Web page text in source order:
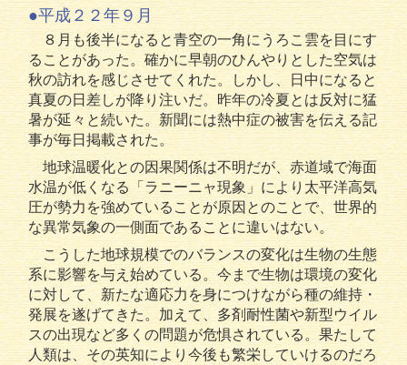
●平成２２年９月
８月も後半になると青空の一角にうろこ雲を目にす
ることがあった。確かに早朝のひんやりとした空気は
秋の訪れを感じさせてくれた。しかし、日中になると
真夏の日差しが降り注いだ。昨年の冷夏とは反対に猛
暑が延々と続いた。新聞には熱中症の被害を伝える記
事が毎日掲載された。
地球温暖化との因果関係は不明だが、赤道域で海面
水温が低くなる「ラニーニャ現象」により太平洋高気
圧が勢力を強めていることが原因とのことで、世界的
な異常気象の一側面であることに違いはない。
こうした地球規模でのバランスの変化は生物の生態
系に影響を与え始めている。今まで生物は環境の変化
に対して、新たな適応力を身につけながら種の維持・
発展を遂げてきた。加えて、多剤耐性菌や新型ウイル
スの出現など多くの問題が危惧されている。果たして
人類は、その英知により今後も繁栄していけるのだろ